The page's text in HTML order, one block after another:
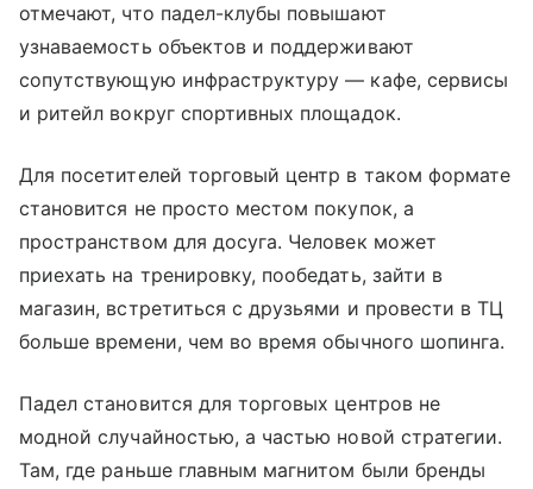
отмечают, что падел-клубы повышают
узнаваемость объектов и поддерживают
сопутствующую инфраструктуру — кафе, сервисы
и ритейл вокруг спортивных площадок.
Для посетителей торговый центр в таком формате
становится не просто местом покупок, а
пространством для досуга. Человек может
приехать на тренировку, пообедать, зайти в
магазин, встретиться с друзьями и провести в ТЦ
больше времени, чем во время обычного шопинга.
Падел становится для торговых центров не
модной случайностью, а частью новой стратегии.
Там, где раньше главным магнитом были бренды